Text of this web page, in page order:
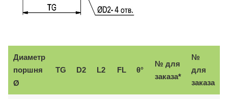
Диаметр
поршня
Ø
TG D2 L2 FL θ°
№ для
заказа*
№
для
заказа